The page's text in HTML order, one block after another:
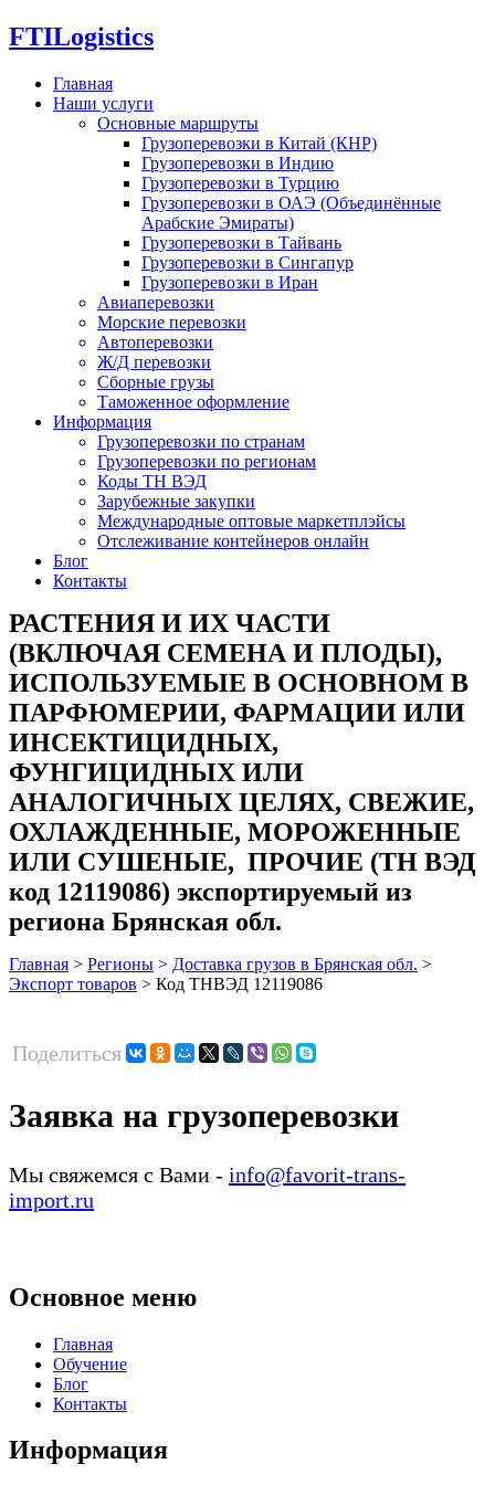
FTILogistics
Главная
Наши услуги
Основные маршруты
Грузоперевозки в Китай (КНР)
Грузоперевозки в Индию
Грузоперевозки в Турцию
Грузоперевозки в ОАЭ (Объединённые
Арабские Эмираты)
Грузоперевозки в Тайвань
Грузоперевозки в Сингапур
Грузоперевозки в Иран
Авиаперевозки
Морские перевозки
Автоперевозки
Ж/Д перевозки
Сборные грузы
Таможенное оформление
Информация
Грузоперевозки по странам
Грузоперевозки по регионам
Коды ТН ВЭД
Зарубежные закупки
Международные оптовые маркетплэйсы
Отслеживание контейнеров онлайн
Блог
Контакты
РАСТЕНИЯ И ИХ ЧАСТИ
(ВКЛЮЧАЯ СЕМЕНА И ПЛОДЫ),
ИСПОЛЬЗУЕМЫЕ В ОСНОВНОМ В
ПАРФЮМЕРИИ, ФАРМАЦИИ ИЛИ
ИНСЕКТИЦИДНЫХ,
ФУНГИЦИДНЫХ ИЛИ
АНАЛОГИЧНЫХ ЦЕЛЯХ, СВЕЖИЕ,
ОХЛАЖДЕННЫЕ, МОРОЖЕННЫЕ
ИЛИ СУШЕНЫЕ, ПРОЧИЕ (ТН ВЭД
код 12119086) экспортируемый из
региона Брянская обл.
Главная > Регионы > Доставка грузов в Брянская обл. >
Экспорт товаров > Код ТНВЭД 12119086
Поделиться
Заявка на грузоперевозки
Мы свяжемся с Вами - info@favorit-trans-
import.ru
Основное меню
Главная
Обучение
Блог
Контакты
Информация